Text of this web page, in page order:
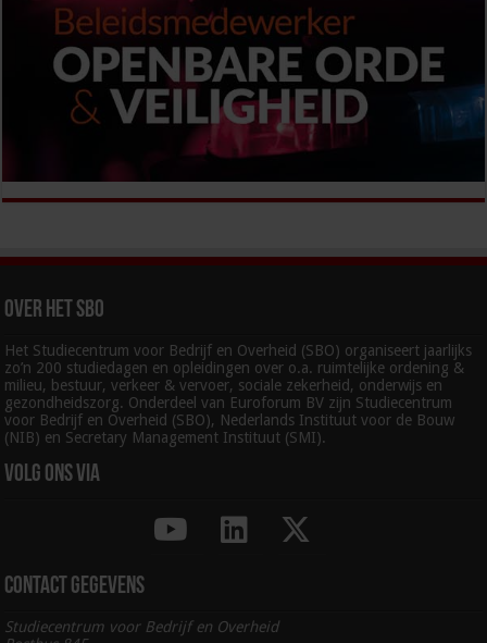
Over het SBO
Het Studiecentrum voor Bedrijf en Overheid (SBO) organiseert jaarlijks
zo’n 200 studiedagen en opleidingen over o.a. ruimtelijke ordening &
milieu, bestuur, verkeer & vervoer, sociale zekerheid, onderwijs en
gezondheidszorg. Onderdeel van Euroforum BV zijn Studiecentrum
voor Bedrijf en Overheid (SBO), Nederlands Instituut voor de Bouw
(NIB) en Secretary Management Instituut (SMI).
Volg ons via
Contact gegevens
Studiecentrum voor Bedrijf en Overheid